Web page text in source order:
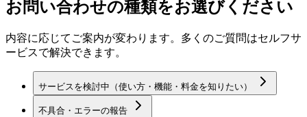
お問い合わせの種類をお選びください
内容に応じてご案内が変わります。多くのご質問はセルフサ
ービスで解決できます。
サービスを検討中（使い方・機能・料金を知りたい）
不具合・エラーの報告